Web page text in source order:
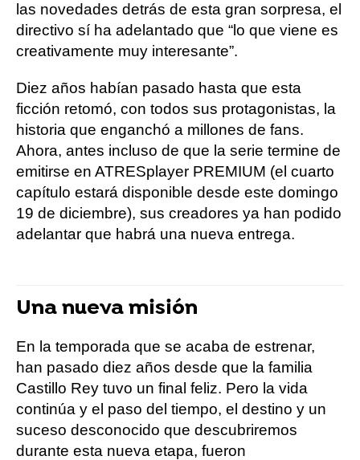
las novedades detrás de esta gran sorpresa, el
directivo sí ha adelantado que “lo que viene es
creativamente muy interesante”.
Diez años habían pasado hasta que esta
ficción retomó, con todos sus protagonistas, la
historia que enganchó a millones de fans.
Ahora, antes incluso de que la serie termine de
emitirse en ATRESplayer PREMIUM (el cuarto
capítulo estará disponible desde este domingo
19 de diciembre), sus creadores ya han podido
adelantar que habrá una nueva entrega.
Una nueva misión
En la temporada que se acaba de estrenar,
han pasado diez años desde que la familia
Castillo Rey tuvo un final feliz. Pero la vida
continúa y el paso del tiempo, el destino y un
suceso desconocido que descubriremos
durante esta nueva etapa, fueron